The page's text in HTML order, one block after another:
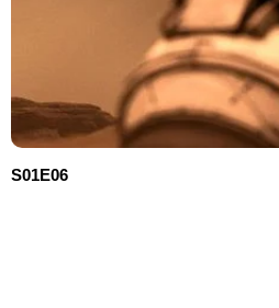
S01E06